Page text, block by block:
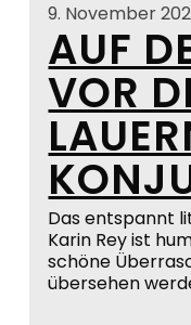
9. November
AUF
VOR
Das entspannt
Karin Rey ist
schöne
übersehen